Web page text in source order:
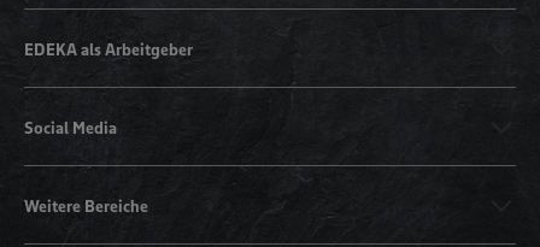
EDEKA als Arbeitgeber
Social Media
Weitere Bereiche